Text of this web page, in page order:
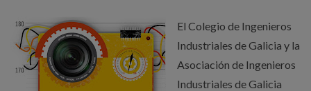
El Colegio de Ingenieros
Industriales de Galicia y la
Asociación de Ingenieros
Industriales de Galicia